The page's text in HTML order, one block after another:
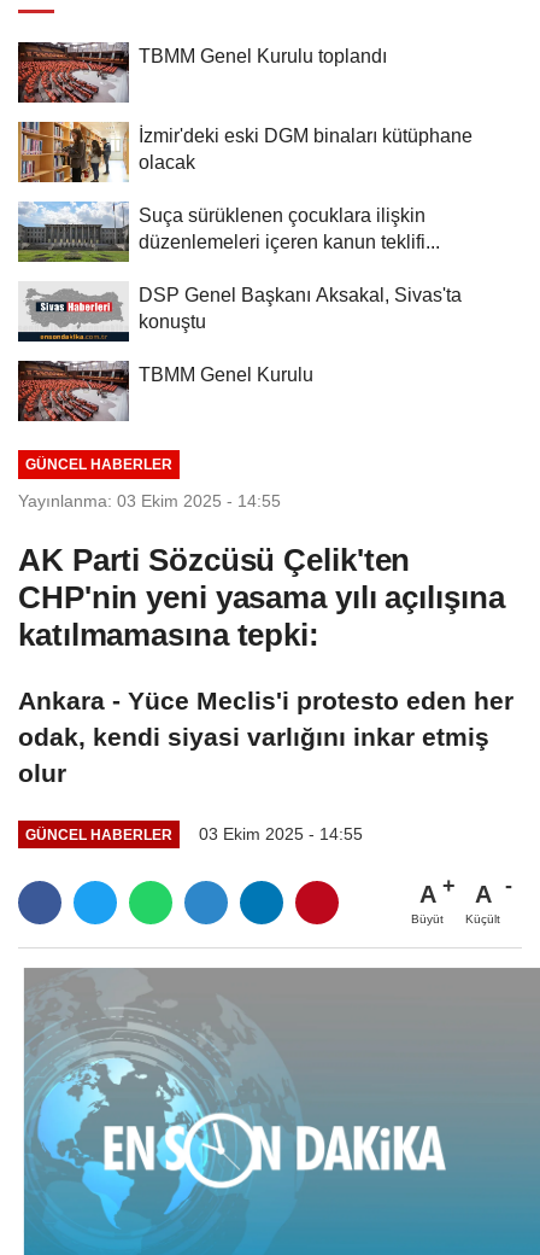
TBMM Genel Kurulu toplandı
İzmir'deki eski DGM binaları kütüphane
olacak
Suça sürüklenen çocuklara ilişkin
düzenlemeleri içeren kanun teklifi...
DSP Genel Başkanı Aksakal, Sivas'ta
konuştu
TBMM Genel Kurulu
GÜNCEL HABERLER
Yayınlanma: 03 Ekim 2025 - 14:55
AK Parti Sözcüsü Çelik'ten
CHP'nin yeni yasama yılı açılışına
katılmamasına tepki:
Ankara - Yüce Meclis'i protesto eden her
odak, kendi siyasi varlığını inkar etmiş
olur
GÜNCEL HABERLER 03 Ekim 2025 - 14:55
A
Büyüt
A
Küçült